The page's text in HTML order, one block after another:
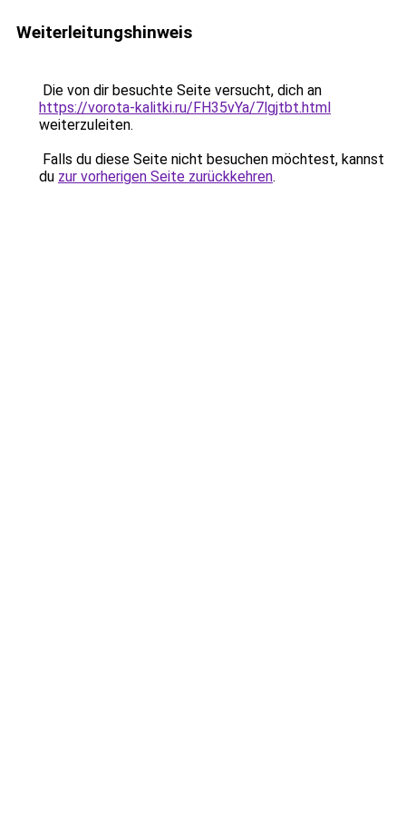
Weiterleitungshinweis
Die von dir besuchte Seite versucht, dich an
https://vorota-kalitki.ru/FH35vYa/7lgjtbt.html
weiterzuleiten.
Falls du diese Seite nicht besuchen möchtest, kannst
du zur vorherigen Seite zurückkehren.